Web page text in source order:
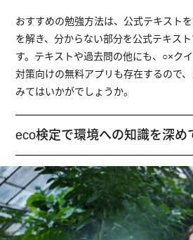
おすすめの勉強方法は、公式テキスト
を解き、分からない部分を公式テキス
す。テキストや過去問の他にも、○×ク
対策向けの無料アプリも存在するので
みてはいかがでしょうか。
eco検定で環境への知識を深め